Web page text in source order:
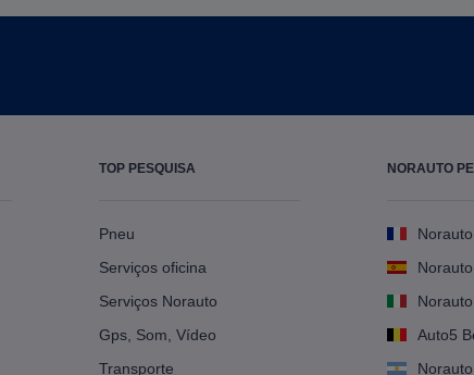
TOP PESQUISA
Pneu
Serviços oficina
Serviços Norauto
Gps, Som, Vídeo
Transporte
NORAUTO
Auto5